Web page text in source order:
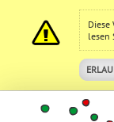
Diese
lesen